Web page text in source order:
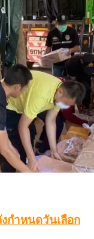
กำหนดวันเลือก